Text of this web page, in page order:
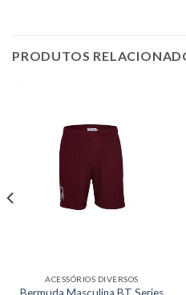
PRODUTOS
ACESSÓRIOS DIVERSOS